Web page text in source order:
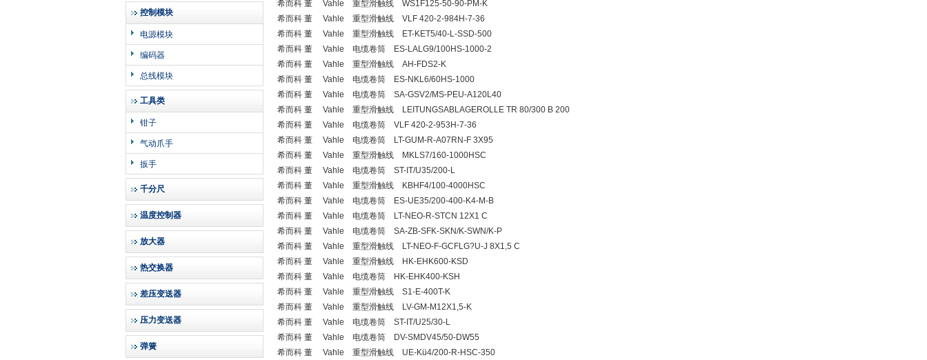
控制模块
电源模块
编码器
总线模块
工具类
钳子
气动爪手
扳手
千分尺
温度控制器
放大器
热交换器
差压变送器
压力变送器
弹簧
希而科 董 Vahle 重型滑触线 WS1F125-50-90-PM-K
希而科 董 Vahle 重型滑触线 VLF 420-2-984H-7-36
希而科 董 Vahle 重型滑触线 ET-KET5/40-L-SSD-500
希而科 董 Vahle 电缆卷筒 ES-LALG9/100HS-1000-2
希而科 董 Vahle 重型滑触线 AH-FDS2-K
希而科 董 Vahle 电缆卷筒 ES-NKL6/60HS-1000
希而科 董 Vahle 电缆卷筒 SA-GSV2/MS-PEU-A120L40
希而科 董 Vahle 重型滑触线 LEITUNGSABLAGEROLLE TR 80/300 B 200
希而科 董 Vahle 电缆卷筒 VLF 420-2-953H-7-36
希而科 董 Vahle 电缆卷筒 LT-GUM-R-A07RN-F 3X95
希而科 董 Vahle 重型滑触线 MKLS7/160-1000HSC
希而科 董 Vahle 电缆卷筒 ST-IT/U35/200-L
希而科 董 Vahle 重型滑触线 KBHF4/100-4000HSC
希而科 董 Vahle 电缆卷筒 ES-UE35/200-400-K4-M-B
希而科 董 Vahle 电缆卷筒 LT-NEO-R-STCN 12X1 C
希而科 董 Vahle 电缆卷筒 SA-ZB-SFK-SKN/K-SWN/K-P
希而科 董 Vahle 重型滑触线 LT-NEO-F-GCFLG?U-J 8X1,5 C
希而科 董 Vahle 重型滑触线 HK-EHK600-KSD
希而科 董 Vahle 电缆卷筒 HK-EHK400-KSH
希而科 董 Vahle 重型滑触线 S1-E-400T-K
希而科 董 Vahle 重型滑触线 LV-GM-M12X1,5-K
希而科 董 Vahle 电缆卷筒 ST-IT/U25/30-L
希而科 董 Vahle 电缆卷筒 DV-SMDV45/50-DW55
希而科 董 Vahle 重型滑触线 UE-Kü4/200-R-HSC-350